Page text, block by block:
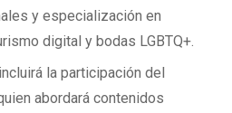
y especialización en
digital y bodas LGBTQ+.
la participación del
abordará contenidos